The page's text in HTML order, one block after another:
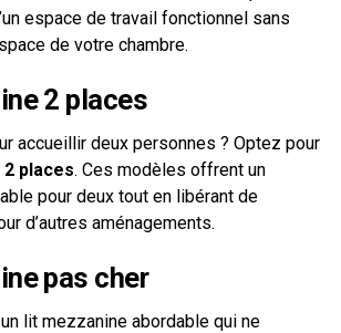
espace de travail fonctionnel sans
de votre chambre.
2 places
accueillir deux personnes ? Optez pour
places. Ces modèles offrent un
pour deux tout en libérant de
d’autres aménagements.
pas cher
lit mezzanine abordable qui ne